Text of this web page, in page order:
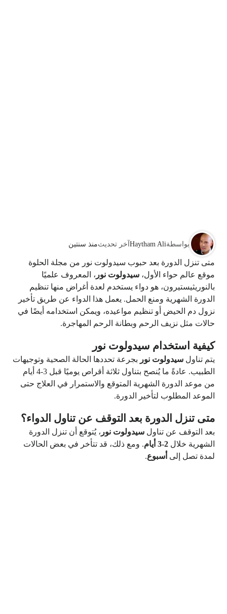
بواسطةHaytham Aliآخر تحديثمنذ سنتين
متى تنزل الدورة بعد حبوب سيدولوت نور من مجلة الحلوة
موقع عالم حواء الأول، سيدولوت نور ، المعروف علميًا
بالنوريثيستيرون، هو دواء يستخدم لعدة أغراض منها تنظيم
الدورة الشهرية ومنع الحمل. يعمل هذا الدواء عن طريق تأخير
نزول دم الحيض أو تنظيم مواعيده، ويمكن استخدامه أيضًا في
حالات مثل نزيف الرحم وبطانة الرحم المهاجرة.
كيفية استخدام سيدولوت نور
يتم تناول سيدولوت نور بجرعة تحددها الحالة الصحية وتوجيهات
الطبيب. عادةً ما يُنصح بتناول ثلاثة أقراص يوميًا قبل 3-4 أيام
من موعد الدورة الشهرية المتوقع والاستمرار في العلاج حتى
الموعد المطلوب لتأخير الدورة.
متى تنزل الدورة بعد التوقف عن تناول الدواء؟
بعد التوقف عن تناول سيدولوت نور ، يُتوقع أن تنزل الدورة
الشهرية خلال 2-3 أيام
. ومع ذلك، قد تتأخر في بعض الحالات
لمدة تصل إلى أسبوع.